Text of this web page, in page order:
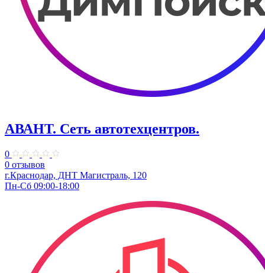
АВАНТ. ​Сеть автотехцентров.
0
0 отзывов
г.Краснодар, ​ДНТ Магистраль, 120
Пн-Сб 09:00-18:00